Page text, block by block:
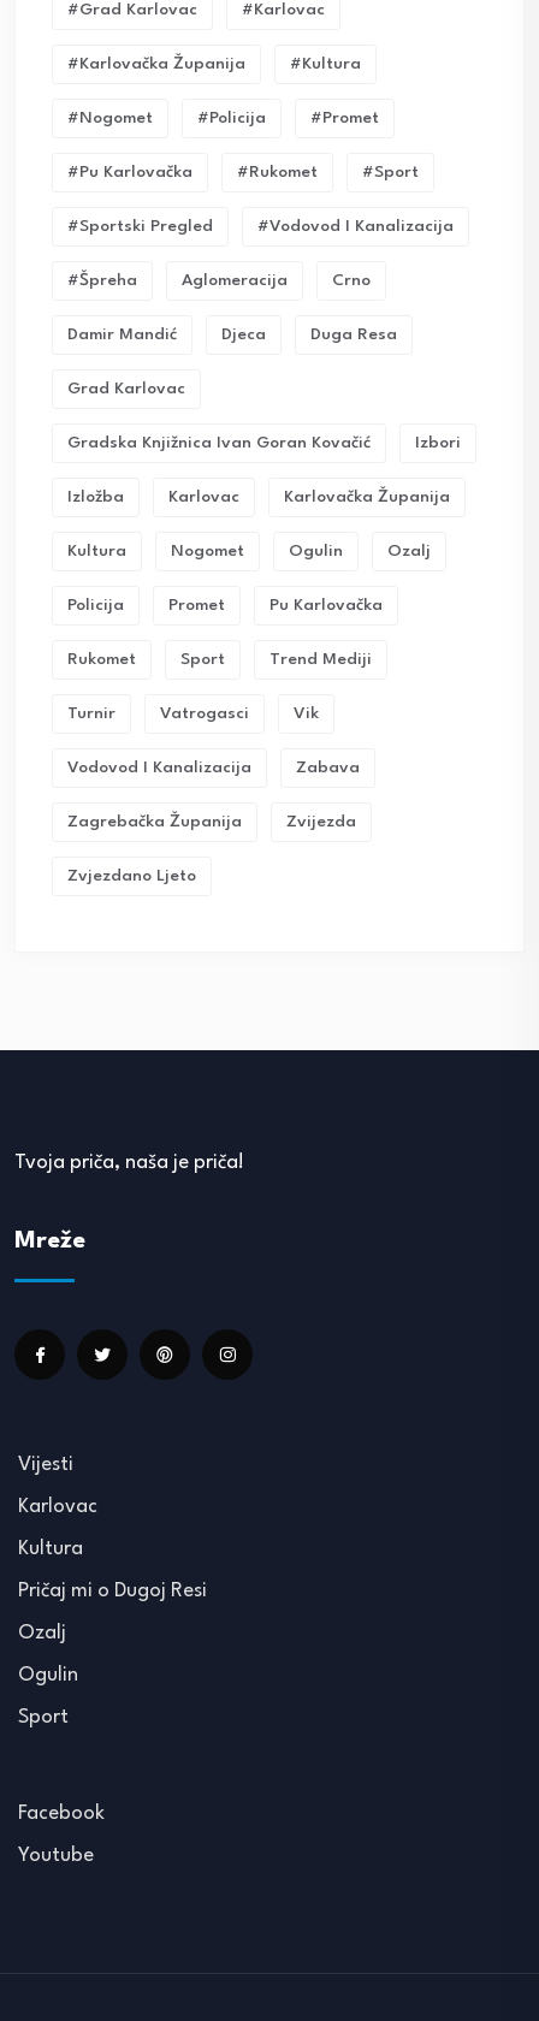
#grad Karlovac #karlovac
#karlovačka Županija #kultura
#nogomet #policija #promet
#pu Karlovačka #rukomet #sport
#sportski Pregled #vodovod I Kanalizacija
#Špreha Aglomeracija Crno
Damir Mandić Djeca Duga Resa
Grad Karlovac
Gradska Knjižnica Ivan Goran Kovačić Izbori
Izložba Karlovac Karlovačka Županija
Kultura Nogomet Ogulin Ozalj
Policija Promet Pu Karlovačka
Rukomet Sport Trend Mediji
Turnir Vatrogasci Vik
Vodovod I Kanalizacija Zabava
Zagrebačka Županija Zvijezda
Zvjezdano Ljeto
Tvoja priča, naša je priča!
Mreže
Vijesti
Karlovac
Kultura
Pričaj mi o Dugoj Resi
Ozalj
Ogulin
Sport
Facebook
Youtube